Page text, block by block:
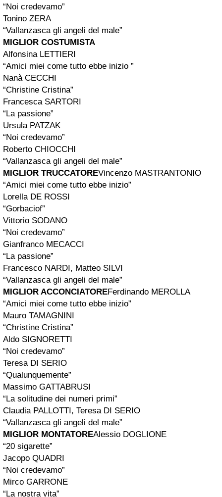
“Noi credevamo”
Tonino ZERA
“Vallanzasca gli angeli del male”
MIGLIOR COSTUMISTA
Alfonsina LETTIERI
“Amici miei come tutto ebbe inizio ”
Nanà CECCHI
“Christine Cristina”
Francesca SARTORI
“La passione”
Ursula PATZAK
“Noi credevamo”
Roberto CHIOCCHI
“Vallanzasca gli angeli del male”
MIGLIOR TRUCCATOREVincenzo MASTRANTONIO
“Amici miei come tutto ebbe inizio”
Lorella DE ROSSI
“Gorbaciof”
Vittorio SODANO
“Noi credevamo”
Gianfranco MECACCI
“La passione”
Francesco NARDI, Matteo SILVI
“Vallanzasca gli angeli del male”
MIGLIOR ACCONCIATOREFerdinando MEROLLA
“Amici miei come tutto ebbe inizio”
Mauro TAMAGNINI
“Christine Cristina”
Aldo SIGNORETTI
“Noi credevamo”
Teresa DI SERIO
“Qualunquemente”
Massimo GATTABRUSI
“La solitudine dei numeri primi”
Claudia PALLOTTI, Teresa DI SERIO
“Vallanzasca gli angeli del male”
MIGLIOR MONTATOREAlessio DOGLIONE
“20 sigarette”
Jacopo QUADRI
“Noi credevamo”
Mirco GARRONE
“La nostra vita”